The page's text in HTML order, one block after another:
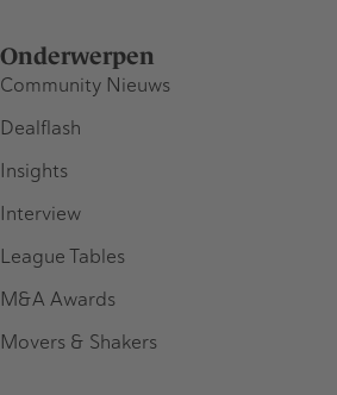
Onderwerpen
Community Nieuws
Dealflash
Insights
Interview
League Tables
M&A Awards
Movers & Shakers